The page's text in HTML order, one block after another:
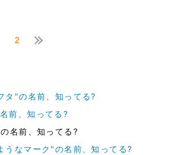
2
タ"の名前、知ってる?
前、知ってる?
名前、知ってる?
うなマーク"の名前、知ってる?